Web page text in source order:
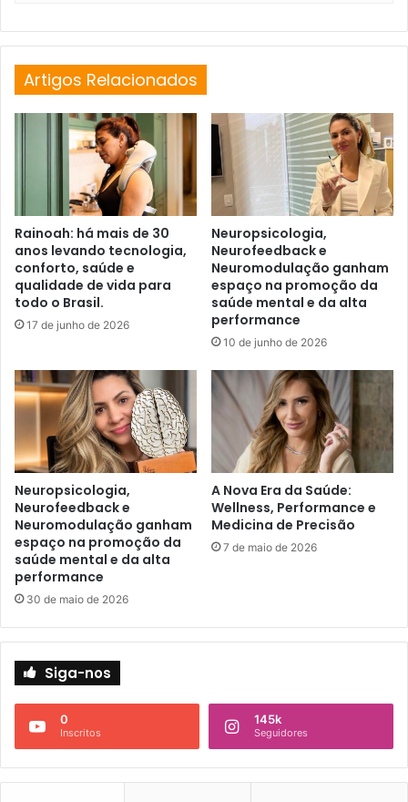
Artigos Relacionados
Rainoah: há mais de 30
anos levando tecnologia,
conforto, saúde e
qualidade de vida para
todo o Brasil.
17 de junho de 2026
Neuropsicologia,
Neurofeedback e
Neuromodulação ganham
espaço na promoção da
saúde mental e da alta
performance
10 de junho de 2026
Neuropsicologia,
Neurofeedback e
Neuromodulação ganham
espaço na promoção da
saúde mental e da alta
performance
30 de maio de 2026
A Nova Era da Saúde:
Wellness, Performance e
Medicina de Precisão
7 de maio de 2026
Siga-nos
0
Inscritos
145k
Seguidores